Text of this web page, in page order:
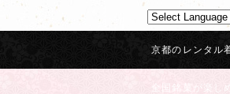
京都のレンタル
全国銘菓が楽し